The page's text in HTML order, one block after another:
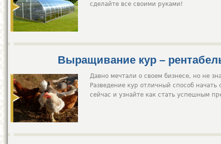
сделайте все своими руками!
Выращивание кур –
Давно мечтали о своем бизнесе, но не
Разведение кур отличный способ
сейчас и узнайте как стать успешным